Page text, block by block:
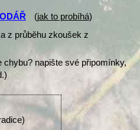
(jak to probíhá)
z průběhu zkoušek z
chybu? napište své připomínky,